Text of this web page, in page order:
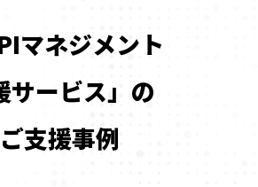
マネジメント
サービス」の
ご支援事例